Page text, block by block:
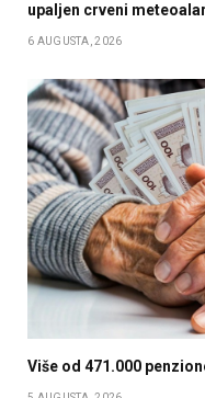
upaljen crveni
6 AUGUSTA, 2026
Više od 471.000